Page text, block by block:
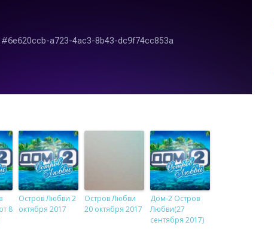
8
Остров Любви 2
октября 2017
Остров Любви
20 октября 2017
Дом-2 Остров
Любви(27
сентября 2017)